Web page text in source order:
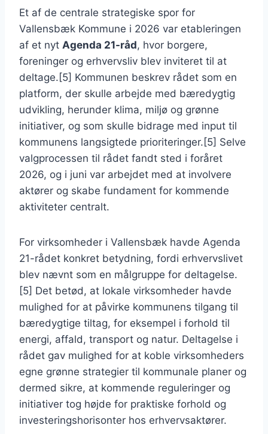
Et af de centrale strategiske spor for
Vallensbæk Kommune i 2026 var etableringen
af et nyt Agenda 21-råd, hvor borgere,
foreninger og erhvervsliv blev inviteret til at
deltage.[5] Kommunen beskrev rådet som en
platform, der skulle arbejde med bæredygtig
udvikling, herunder klima, miljø og grønne
initiativer, og som skulle bidrage med input til
kommunens langsigtede prioriteringer.[5] Selve
valgprocessen til rådet fandt sted i foråret
2026, og i juni var arbejdet med at involvere
aktører og skabe fundament for kommende
aktiviteter centralt.
For virksomheder i Vallensbæk havde Agenda
21-rådet konkret betydning, fordi erhvervslivet
blev nævnt som en målgruppe for deltagelse.
[5] Det betød, at lokale virksomheder havde
mulighed for at påvirke kommunens tilgang til
bæredygtige tiltag, for eksempel i forhold til
energi, affald, transport og natur. Deltagelse i
rådet gav mulighed for at koble virksomheders
egne grønne strategier til kommunale planer og
dermed sikre, at kommende reguleringer og
initiativer tog højde for praktiske forhold og
investeringshorisonter hos erhvervsaktører.